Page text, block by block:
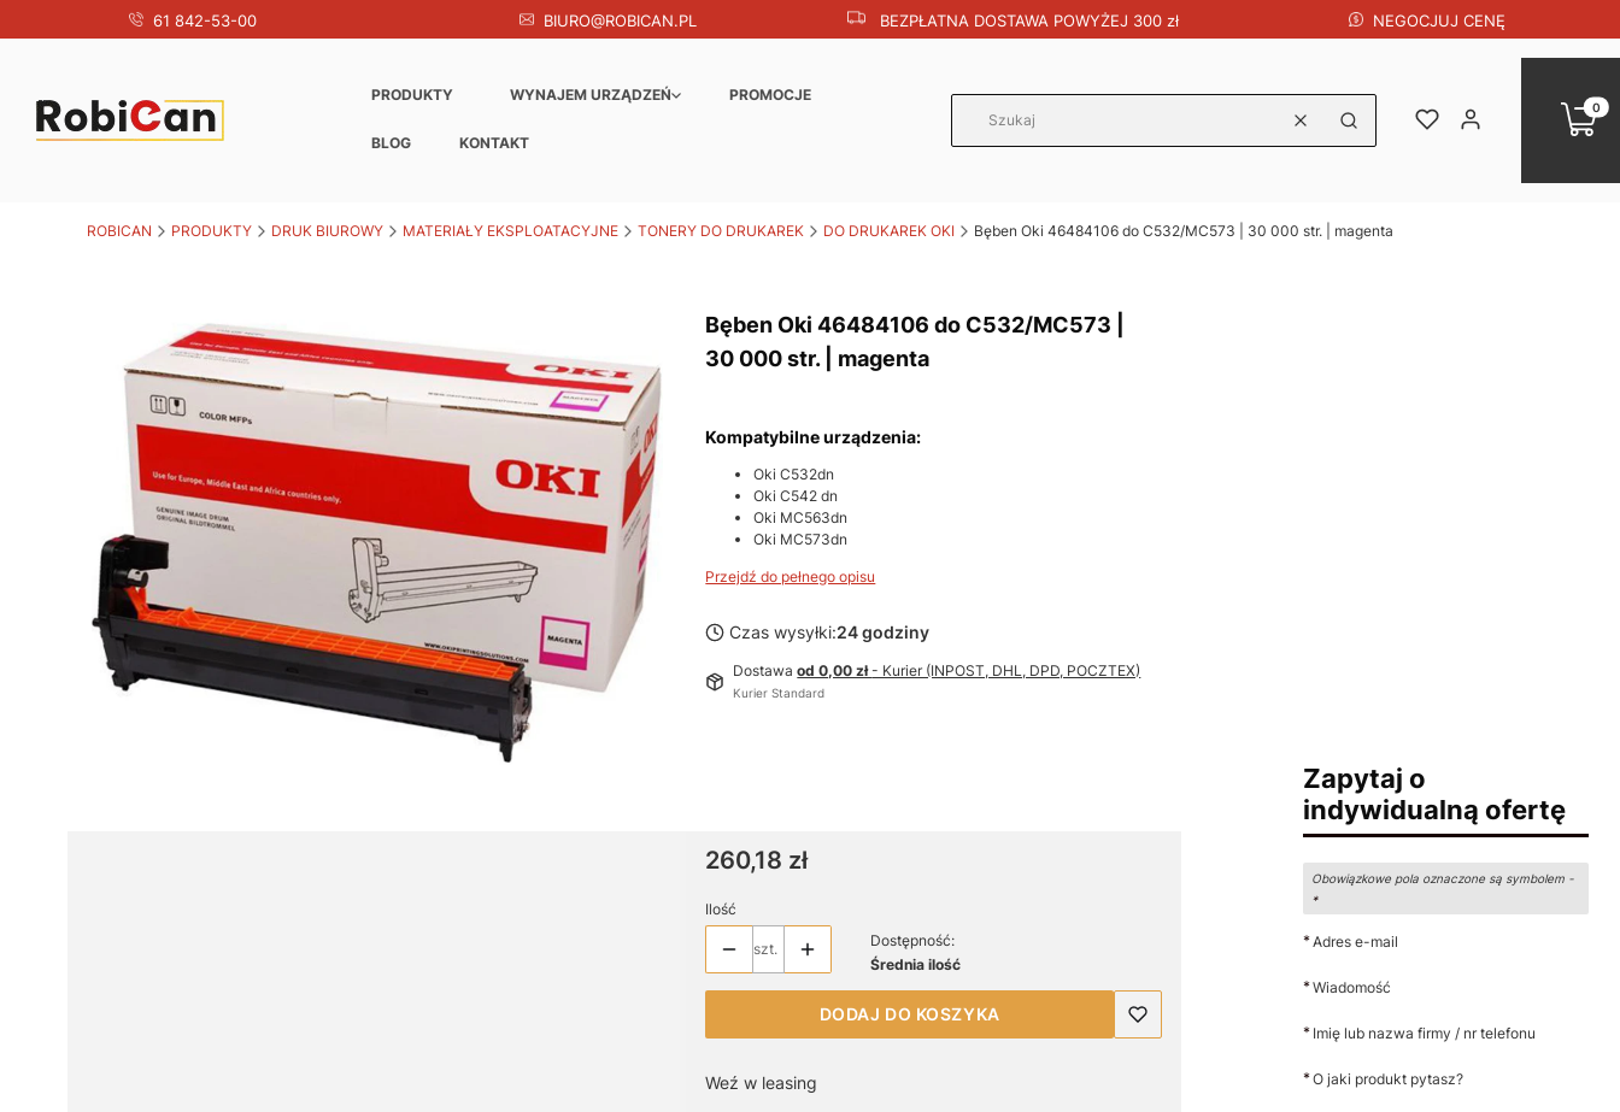
61 842-53-00 BIURO@ROBICAN.PL BEZPŁATNA DOSTAWA POWYŻEJ 300 zł NEGOCJUJ CENĘ
PRODUKTY WYNAJEM URZĄDZEŃ PROMOCJE
BLOG KONTAKT
WyczyśćSzukaj
UlubioneZaloguj się
ROBICAN PRODUKTY DRUK BIUROWY MATERIAŁY EKSPLOATACYJNE TONERY DO DRUKAREK DO DRUKAREK OKI Bęben Oki 46484106 do C532/MC573 | 30 000 str. | magenta
Bęben Oki 46484106 do C532/MC573 |
30 000 str. | magenta
Kompatybilne urządzenia:
Oki C532dn
Oki C542 dn
Oki MC563dn
Oki MC573dn
Przejdź do pełnego opisu
Czas wysyłki:24 godziny
Dostawaod 0,00 zł- Kurier (INPOST, DHL, DPD, POCZTEX)
Kurier Standard
Cena
260,18 zł
Ilość
szt.
Dostępność:
Średnia ilość
DODAJ DO KOSZYKA
Weź w leasing
Zapytaj o
indywidualną ofertę
Obowiązkowe pola oznaczone są symbolem -
*
*Adres e-mail
*Wiadomość
* Imię lub nazwa firmy / nr telefonu
*O jaki produkt pytasz?